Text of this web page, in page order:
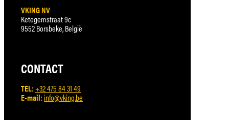
VKING NV
Ketegemstraat 9c
9552 Borsbeke, België
CONTACT
TEL:+32 475 84 31 49
E-mail: info@vking.be